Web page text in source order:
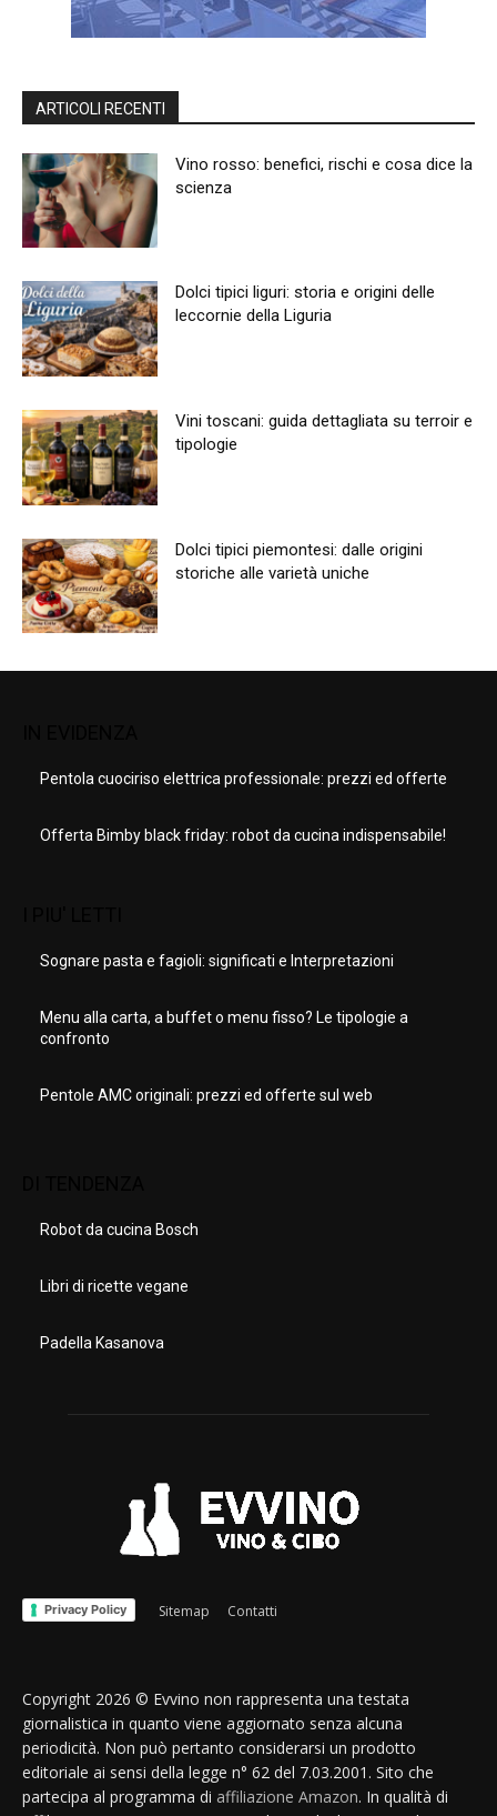
ARTICOLI RECENTI
Vino rosso: benefici, rischi e cosa dice la
scienza
Dolci tipici liguri: storia e origini delle
leccornie della Liguria
Vini toscani: guida dettagliata su terroir e
tipologie
Dolci tipici piemontesi: dalle origini
storiche alle varietà uniche
Pentola cuociriso elettrica professionale: prezzi ed offerte
Offerta Bimby black friday: robot da cucina indispensabile!
Sognare pasta e fagioli: significati e Interpretazioni
Menu alla carta, a buffet o menu fisso? Le tipologie a
confronto
Pentole AMC originali: prezzi ed offerte sul web
Robot da cucina Bosch
Libri di ricette vegane
Padella Kasanova
Privacy Policy Sitemap Contatti
Copyright 2026 © Evvino non rappresenta una testata
giornalistica in quanto viene aggiornato senza alcuna
periodicità. Non può pertanto considerarsi un prodotto
editoriale ai sensi della legge n° 62 del 7.03.2001. Sito che
partecipa al programma di affiliazione Amazon. In qualità di